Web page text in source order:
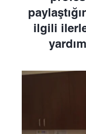
ilgili